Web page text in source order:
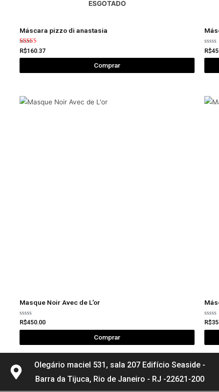
ESGOTADO
Máscara pizzo di anastasia
Avaliação
5.00
de 5
R$160.37
Comprar
0
de
R$
Masque Noir Avec de L’or
Avaliação
de
R$450.00
Comprar
de
R$
Olegário maciel 531, sala 207 Edifício Seaside -
Barra da Tijuca, Rio de Janeiro - RJ -22621-200